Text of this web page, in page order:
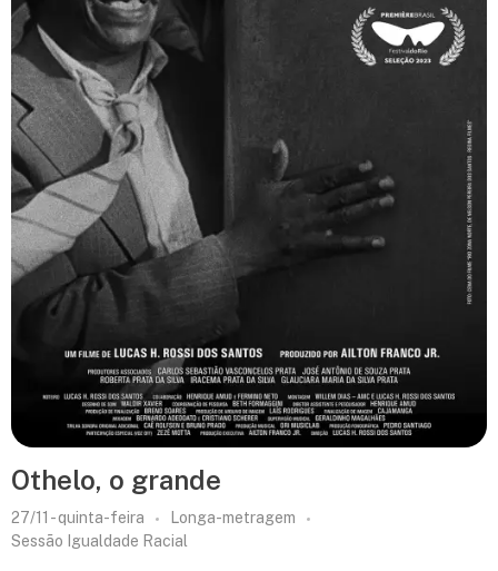
Othelo, o grande
27/11 - quinta-feira
Longa-metragem
Sessão Igualdade Racial